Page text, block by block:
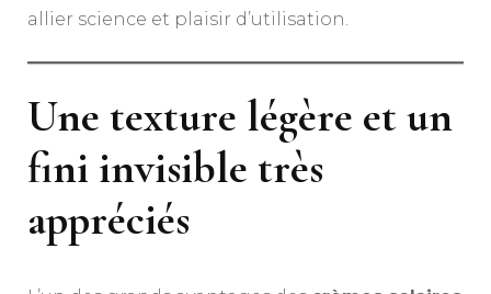
allier science et plaisir d’utilisation.
Une texture légère et un
fini invisible très
appréciés